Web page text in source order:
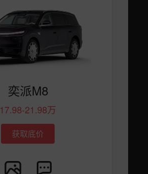
奕派M8
17.98-21.98万
获取底价